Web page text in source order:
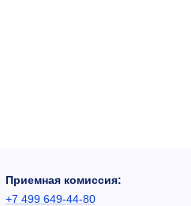
Приемная комиссия:
+7 499 649-44-80